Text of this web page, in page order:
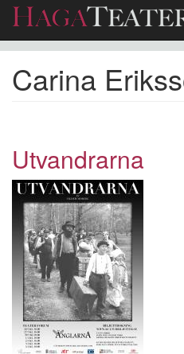
huvudinnehåll
Carina
Utvandrarna